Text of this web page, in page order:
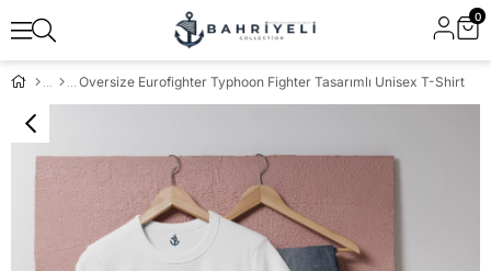
0
Oversize Eurofighter Typhoon Fighter Tasarımlı Unisex T-Shirt